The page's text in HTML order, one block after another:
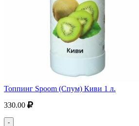
Топпинг Spoom (Спум) Киви 1 л.
330.00
-